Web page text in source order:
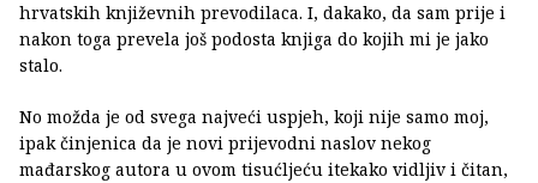
hrvatskih književnih prevodilaca. I, dakako, da sam prije i
nakon toga prevela još podosta knjiga do kojih mi je jako
stalo.
No možda je od svega najveći uspjeh, koji nije samo moj,
ipak činjenica da je novi prijevodni naslov nekog
mađarskog autora u ovom tisućljeću itekako vidljiv i čitan,